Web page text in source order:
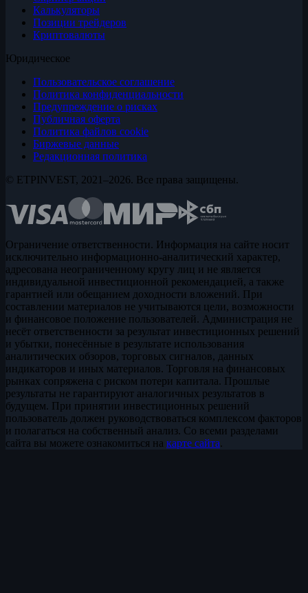
Калькуляторы
Позиции трейдеров
Криптовалюты
Юридическое
Пользовательское соглашение
Политика конфиденциальности
Предупреждение о рисках
Публичная оферта
Политика файлов cookie
Биржевые данные
Редакционная политика
© ETPINVEST, 2021–2026. Все права защищены.
Ограничение ответственности. Информация на сайте носит
исключительно информационно-аналитический характер,
адресована неограниченному кругу лиц и не является
индивидуальной инвестиционной рекомендацией, а также
гарантией или обещанием доходности вложений. При
составлении материалов не учитываются цели, возможности
и финансовое положение пользователей. Администрация не
несёт ответственности за результат инвестиционных решений
и убытки, понесённые в результате использования
аналитических обзоров, торговых сигналов, данных
индикаторов и иных материалов. Торговля на финансовых
рынках сопряжена с риском потери капитала. Прошлые
результаты не гарантируют аналогичных результатов в
будущем. При принятии инвестиционных решений
пользователь должен руководствоваться комплексом факторов
и полагаться на собственный анализ. Со всеми разделами
сайта вы можете ознакомиться на карте сайта.